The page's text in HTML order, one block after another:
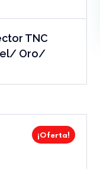
TNC
Oro/
¡Oferta!